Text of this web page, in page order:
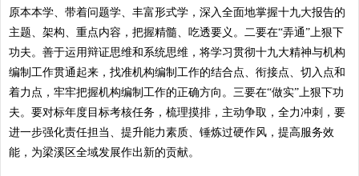
原本本学、带着问题学、丰富形式学，深入全面地掌握十九大报告的
主题、架构、重点内容，把握精髓、吃透要义。二要在“弄通”上狠下
功夫。善于运用辩证思维和系统思维，将学习贯彻十九大精神与机构
编制工作贯通起来，找准机构编制工作的结合点、衔接点、切入点和
着力点，牢牢把握机构编制工作的正确方向。三要在“做实”上狠下功
夫。要对标年度目标考核任务，梳理摸排，主动争取，全力冲刺，要
进一步强化责任担当、提升能力素质、锤炼过硬作风，提高服务效
能，为梁溪区全域发展作出新的贡献。